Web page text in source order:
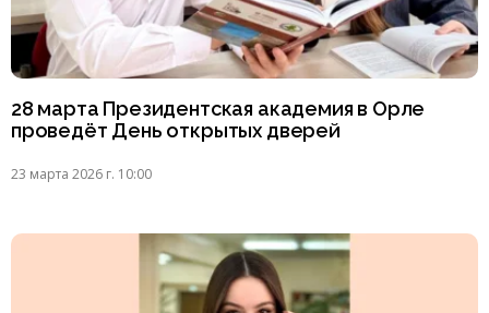
28 марта Президентская академия в Орле
проведёт День открытых дверей
23 марта 2026 г. 10:00